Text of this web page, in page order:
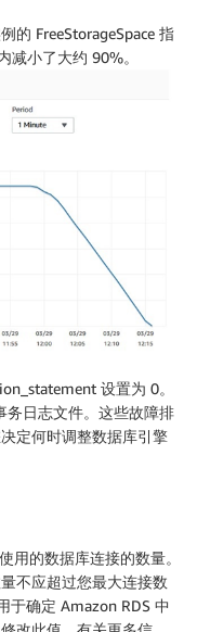
的 FreeStorageSpace 指
减小了大约 90%。
设置为 0。
务日志文件。这些故障排
定何时调整数据库引擎
用的数据库连接的数量。
不应超过您最大连接数
于确定 Amazon RDS 中